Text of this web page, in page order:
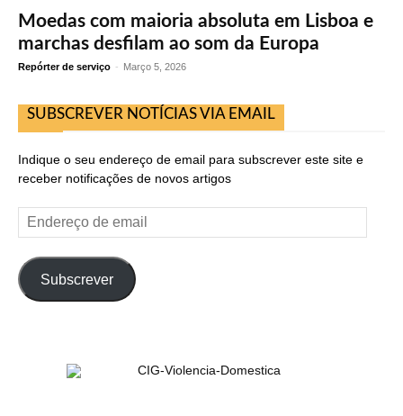
Moedas com maioria absoluta em Lisboa e
marchas desfilam ao som da Europa
Repórter de serviço - Março 5, 2026
SUBSCREVER NOTÍCIAS VIA EMAIL
Indique o seu endereço de email para subscrever este site e
receber notificações de novos artigos
Endereço
de
email
Subscrever